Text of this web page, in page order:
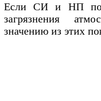
Если СИ и НП
загрязнения
значению из этих